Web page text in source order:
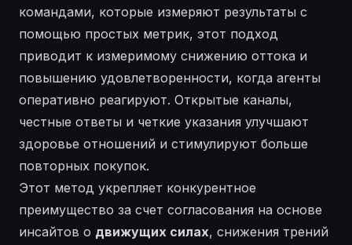
командами, которые измеряют результаты с
помощью простых метрик, этот подход
приводит к измеримому снижению оттока и
повышению удовлетворенности, когда агенты
оперативно реагируют. Открытые каналы,
честные ответы и четкие указания улучшают
здоровье отношений и стимулируют больше
повторных покупок.
Этот метод укрепляет конкурентное
преимущество за счет согласования на основе
инсайтов о движущих силах, снижения трений